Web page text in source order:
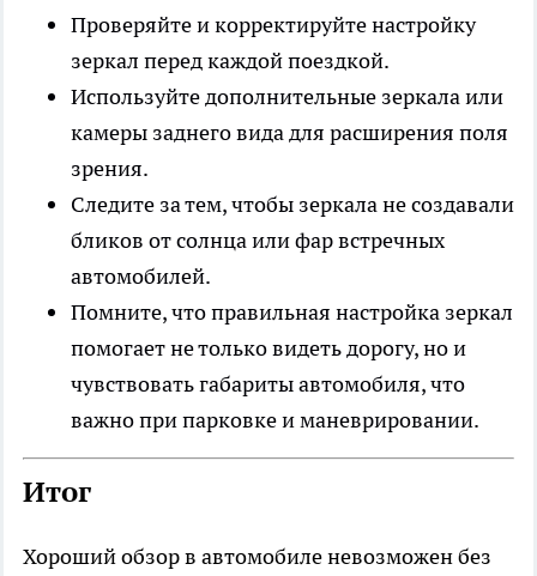
Проверяйте и корректируйте настройку
зеркал перед каждой поездкой.
Используйте дополнительные зеркала или
камеры заднего вида для расширения поля
зрения.
Следите за тем, чтобы зеркала не создавали
бликов от солнца или фар встречных
автомобилей.
Помните, что правильная настройка зеркал
помогает не только видеть дорогу, но и
чувствовать габариты автомобиля, что
важно при парковке и маневрировании.
Итог
Хороший обзор в автомобиле невозможен без